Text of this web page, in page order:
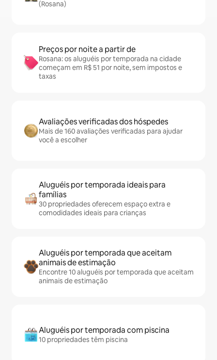
(Rosana)
Preços por noite a partir de
Rosana: os aluguéis por temporada na cidade
começam em R$ 51 por noite, sem impostos e
taxas
Avaliações verificadas dos hóspedes
Mais de 160 avaliações verificadas para ajudar
você a escolher
Aluguéis por temporada ideais para
famílias
30 propriedades oferecem espaço extra e
comodidades ideais para crianças
Aluguéis por temporada que aceitam
animais de estimação
Encontre 10 aluguéis por temporada que aceitam
animais de estimação
Aluguéis por temporada com piscina
10 propriedades têm piscina